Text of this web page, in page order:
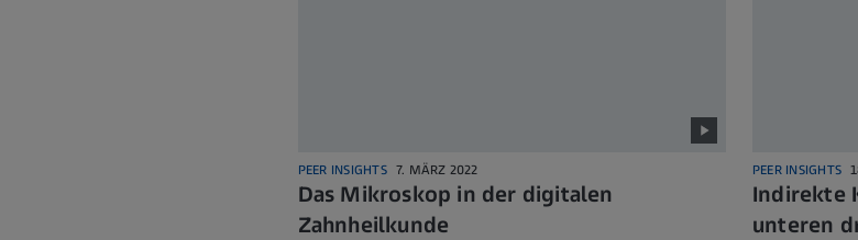
PEER INSIGHTS 7. MÄRZ 2022
Das Mikroskop in der digitalen
Zahnheilkunde
PEER INSIGHTS
Indirekte
unteren